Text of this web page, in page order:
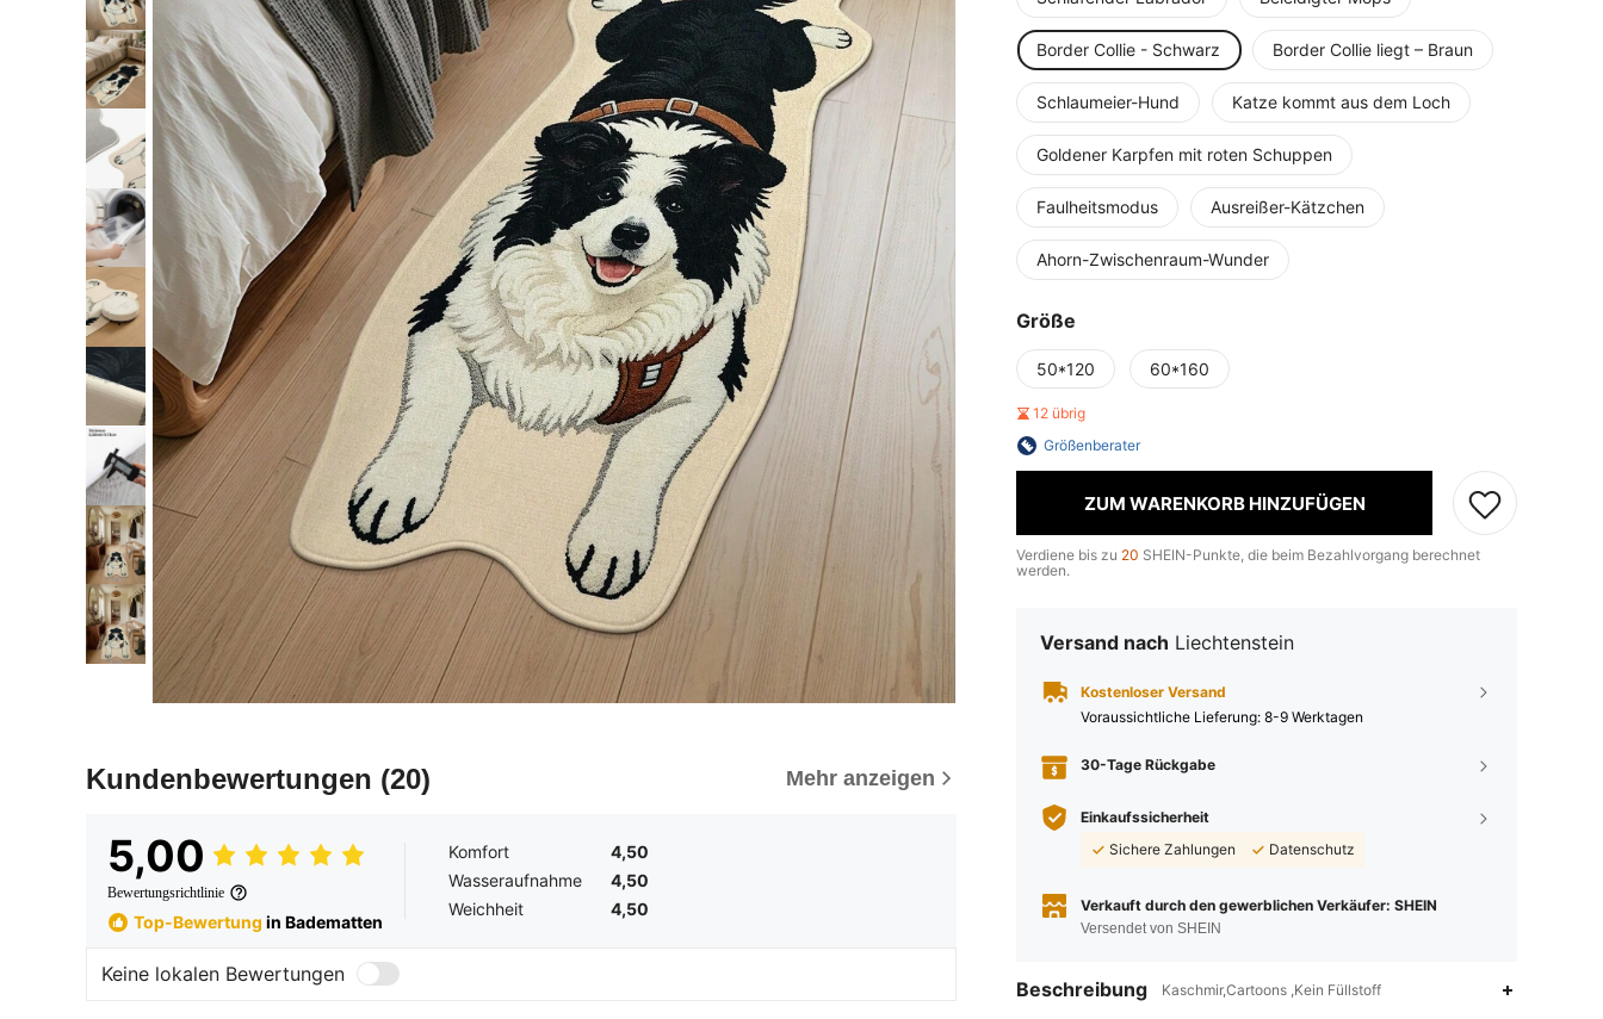
Kundenbewertungen (20) Mehr anzeigen
5,00
Bewertungsrichtlinie
Top-Bewertung in Badematten
Komfort
4,50
Wasseraufnahme
4,50
Weichheit
4,50
Keine lokalen Bewertungen
Border Collie - Schwarz Border Collie liegt – Braun
Schlaumeier-Hund Katze kommt aus dem Loch
Goldener Karpfen mit roten Schuppen
Faulheitsmodus Ausreißer-Kätzchen
Ahorn-Zwischenraum-Wunder
Größe
50*120 60*160
12 übrig
Größenberater
ZUM WARENKORB HINZUFÜGEN
Verdiene bis zu 20 SHEIN-Punkte, die beim Bezahlvorgang berechnet
werden.
Versand nach Liechtenstein
Kostenloser Versand
Voraussichtliche Lieferung: 8-9 Werktagen
30-Tage Rückgabe
Einkaufssicherheit
Sichere Zahlungen
Datenschutz
Verkauft durch den gewerblichen Verkäufer: SHEIN
Versendet von SHEIN
Beschreibung Kaschmir,Cartoons ,Kein Füllstoff